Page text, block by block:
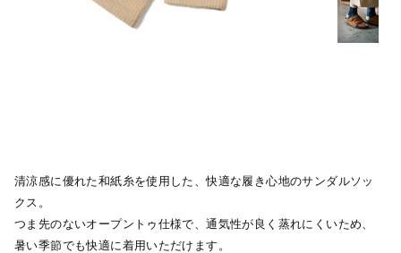
清涼感に優れた和紙糸を使用した、快適な履き心地のサンダルソッ
クス。
つま先のないオープントゥ仕様で、通気性が良く蒸れにくいため、
暑い季節でも快適に着用いただけます。